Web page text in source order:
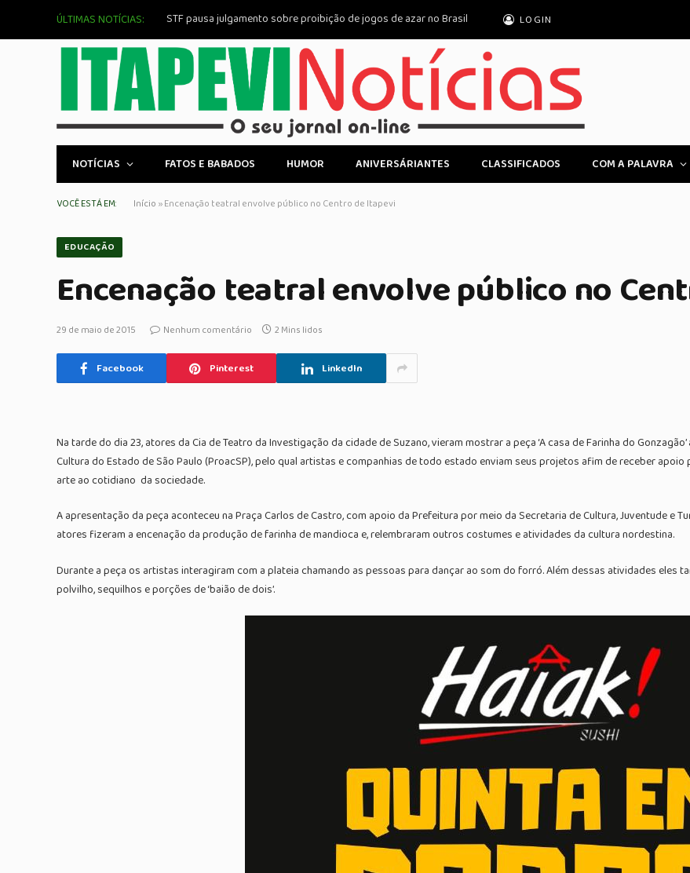
ÚLTIMAS NOTÍCIAS: STF pausa julgamento sobre proibição de jogos de azar no Brasil LOGIN
NOTÍCIAS FATOS E BABADOS HUMOR ANIVERSÁRIANTES CLASSIFICADOS COM A PALAVRA
VOCÊ ESTÁ EM: Início »Encenação teatral envolve público no Centro de Itapevi
EDUCAÇÃO
Encenação teatral envolve público no
29 de maio de 2015 Nenhum comentário 2 Mins lidos
Facebook Pinterest LinkedIn
Na tarde do dia 23, atores da Cia de Teatro da Investigação da cidade de Suzano, vieram mostrar a peça ‘A casa de Farinha do
Cultura do Estado de São Paulo (ProacSP), pelo qual artistas e companhias de todo estado enviam seus projetos afim de receber
arte ao cotidiano da sociedade.
A apresentação da peça aconteceu na Praça Carlos de Castro, com apoio da Prefeitura por meio da Secretaria de Cultura, Juventude e
atores fizeram a encenação da produção de farinha de mandioca e, relembraram outros costumes e atividades da cultura nordestina.
Durante a peça os artistas interagiram com a plateia chamando as pessoas para dançar ao som do forró. Além dessas atividades eles
polvilho, sequilhos e porções de ‘baião de dois’.